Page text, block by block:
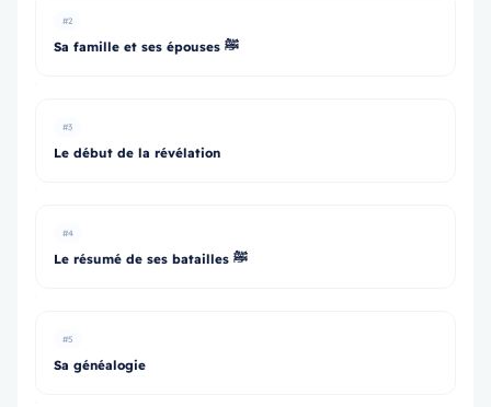
#2
Sa famille et ses épouses ﷺ
#3
Le début de la révélation
#4
Le résumé de ses batailles ﷺ
#5
Sa généalogie